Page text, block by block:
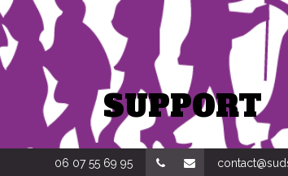
SUPPORT
06 07 55 69 95